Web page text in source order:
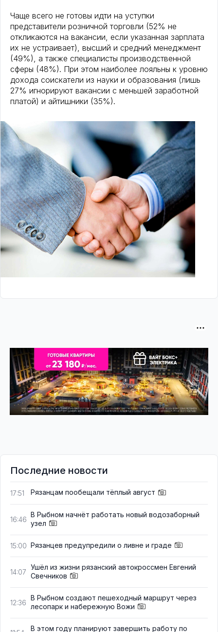
Чаще всего не готовы идти на уступки
представители розничной торговли (52% не
откликаются на вакансии, если указанная зарплата
их не устраивает), высший и средний менеджмент
(49%), а также специалисты производственной
сферы (48%). При этом наиболее лояльны к уровню
дохода соискатели из науки и образования (лишь
27% игнорируют вакансии с меньшей заработной
платой) и айтишники (35%).
Последние новости
17:51 Рязанцам пообещали тёплый август
16:46
В Рыбном начнёт работать новый водозаборный
узел
15:00 Рязанцев предупредили о ливне и граде
14:07
Ушёл из жизни рязанский автокроссмен Евгений
Свечников
12:36
В Рыбном создают пешеходный маршрут через
лесопарк и набережную Вожи
В этом году планируют завершить работу по